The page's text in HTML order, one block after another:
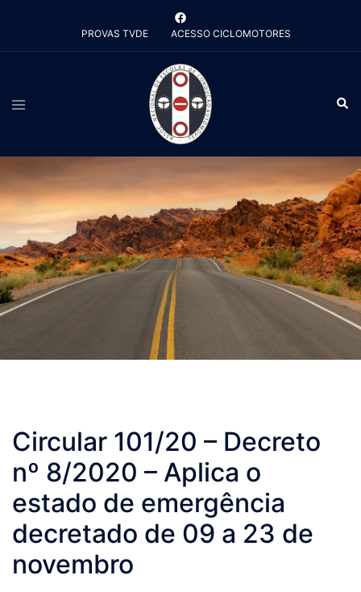
o
PROVAS TVDE ACESSO CICLOMOTORES
Alternar
menu
Circular 101/20 – Decreto
nº 8/2020 – Aplica o
estado de emergência
decretado de 09 a 23 de
novembro